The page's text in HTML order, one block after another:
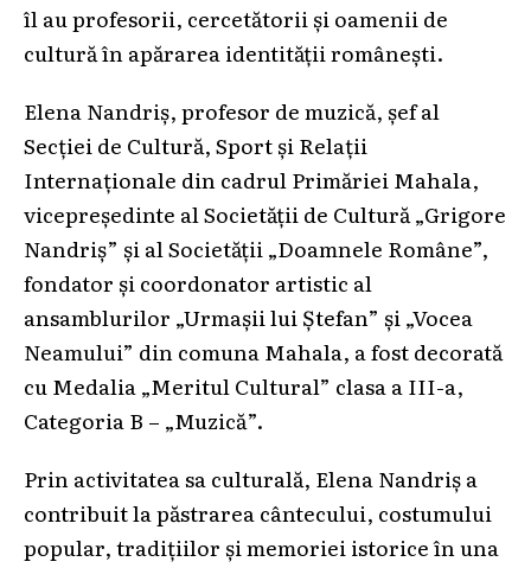
îl au profesorii, cercetătorii și oamenii de
cultură în apărarea identității românești.
Elena Nandriș, profesor de muzică, șef al
Secției de Cultură, Sport și Relații
Internaționale din cadrul Primăriei Mahala,
vicepreședinte al Societății de Cultură „Grigore
Nandriș” și al Societății „Doamnele Române”,
fondator și coordonator artistic al
ansamblurilor „Urmașii lui Ștefan” și „Vocea
Neamului” din comuna Mahala, a fost decorată
cu Medalia „Meritul Cultural” clasa a III-a,
Categoria B – „Muzică”.
Prin activitatea sa culturală, Elena Nandriș a
contribuit la păstrarea cântecului, costumului
popular, tradițiilor și memoriei istorice în una